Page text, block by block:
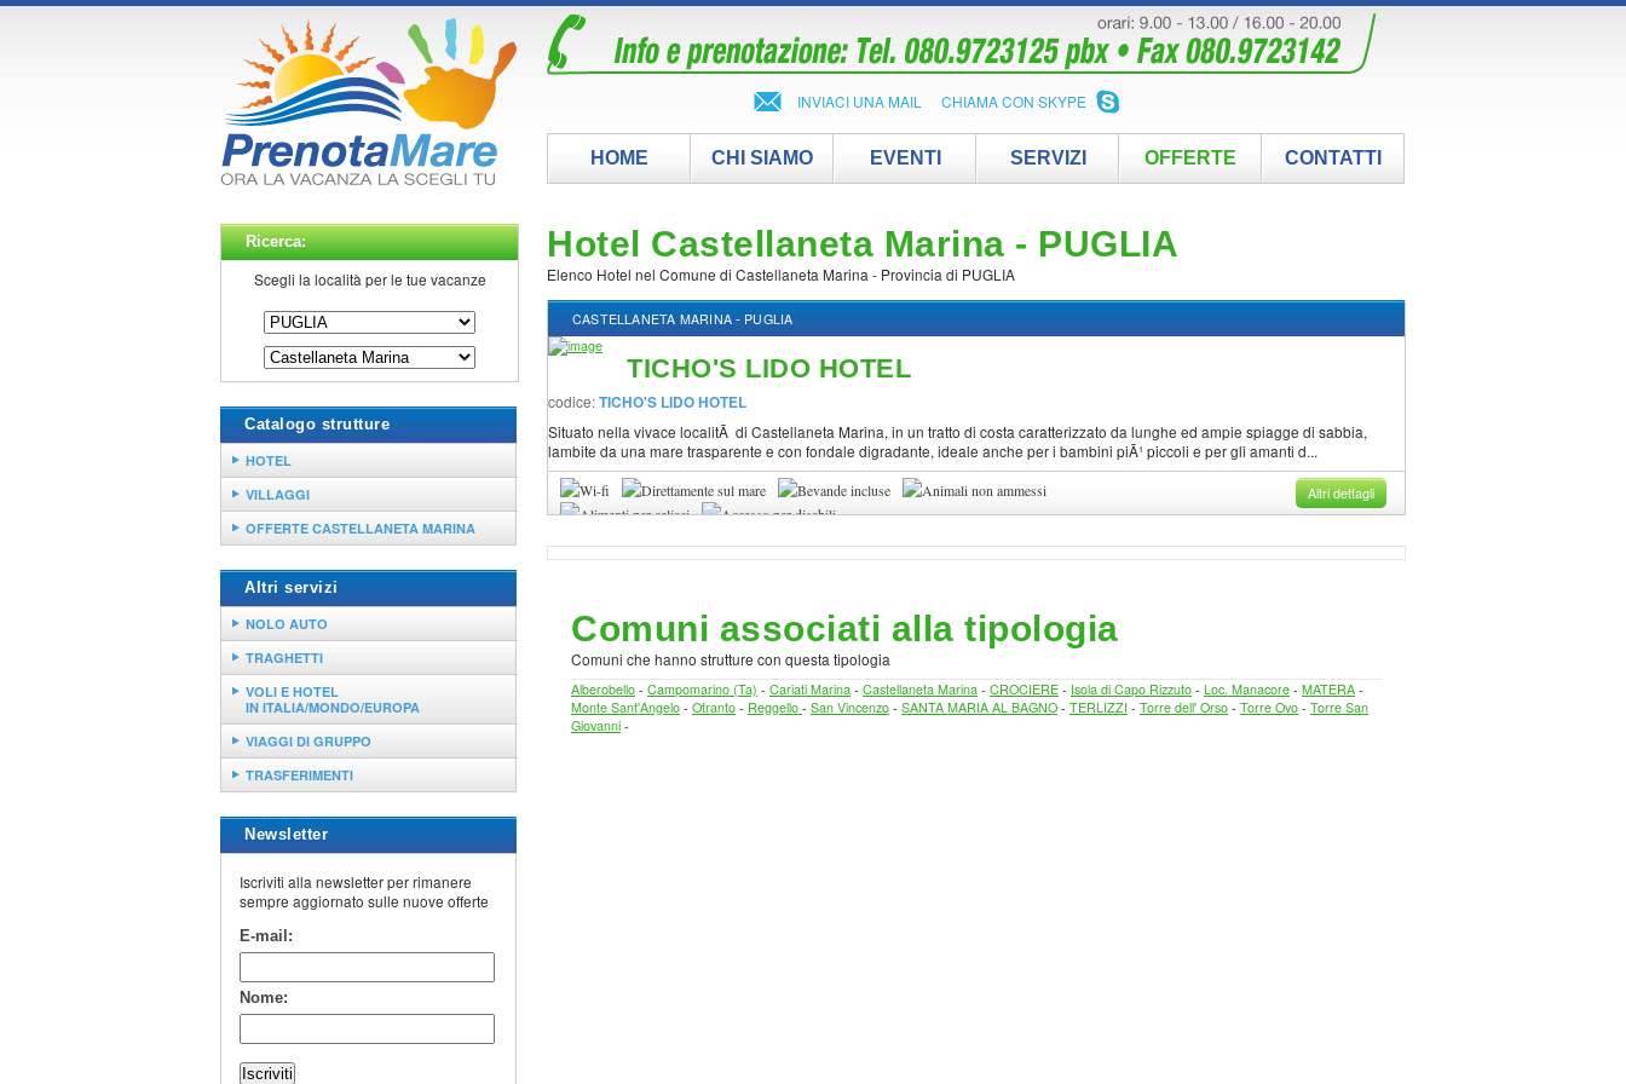
INVIACI UNA MAIL CHIAMA CON SKYPE
HOME CHI SIAMO EVENTI SERVIZI OFFERTE CONTATTI
Hotel Castellaneta Marina - PUGLIA
Elenco Hotel nel Comune di Castellaneta Marina - Provincia di PUGLIA
CASTELLANETA MARINA - PUGLIA
TICHO'S LIDO HOTEL
codice:TICHO'S LIDO HOTEL
Situato nella vivace localitÃ di Castellaneta Marina, in un tratto di costa caratterizzato da lunghe ed ampie spiagge di sabbia,
lambite da una mare trasparente e con fondale digradante, ideale anche per i bambini piÃ¹ piccoli e per gli amanti d...
Altri dettagli
Comuni associati alla tipologia
Comuni che hanno strutture con questa tipologia
Alberobello - Campomarino (Ta) - Cariati Marina - Castellaneta Marina - CROCIERE - Isola di Capo Rizzuto - Loc. Manacore - MATERA -
Monte Sant'Angelo - Otranto - Reggello - San Vincenzo - SANTA MARIA AL BAGNO - TERLIZZI - Torre dell' Orso - Torre Ovo - Torre San
Giovanni -
Ricerca:
Scegli la località per le tue vacanze
Catalogo strutture
HOTEL
VILLAGGI
OFFERTE CASTELLANETA MARINA
Altri servizi
NOLO AUTO
TRAGHETTI
VOLI E HOTEL
IN ITALIA/MONDO/EUROPA
VIAGGI DI GRUPPO
TRASFERIMENTI
Newsletter
Iscriviti alla newsletter per rimanere
sempre aggiornato sulle nuove offerte
E-mail:
Nome: